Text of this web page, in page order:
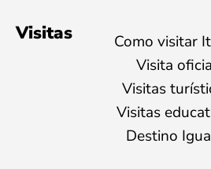
Visitas
Como visitar
Visita
Visitas
Visitas
Destino